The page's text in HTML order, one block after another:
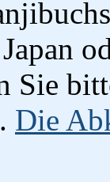
Sie
. Die